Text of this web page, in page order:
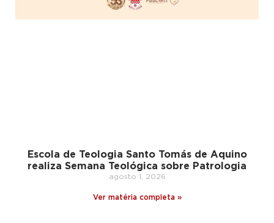
Escola de Teologia Santo Tomás de Aquino
realiza Semana Teológica sobre Patrologia
agosto 1, 2026
Ver matéria completa »